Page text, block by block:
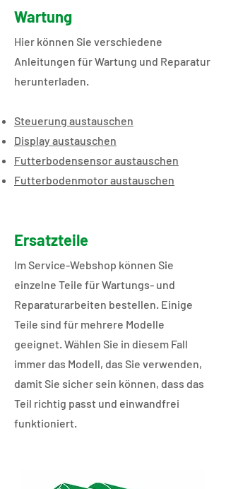
Wartung
​​​​​Hier können Sie verschiedene
Anleitungen für Wartung und Reparatur
herunterladen.
Steuerung austauschen
Display austauschen
Futterbodensensor austauschen
Futterbodenmotor austauschen​​
Ersatzteile
Im Service-Webshop können Sie
einzelne Teile für Wartungs- und
Reparaturarbeiten bestellen. Einige
Teile sind für mehrere Modelle
geeignet. Wählen Sie in diesem Fall
immer das Modell, das Sie verwenden,
damit Sie sicher sein können, dass das
Teil richtig passt und einwandfrei
funktioniert.